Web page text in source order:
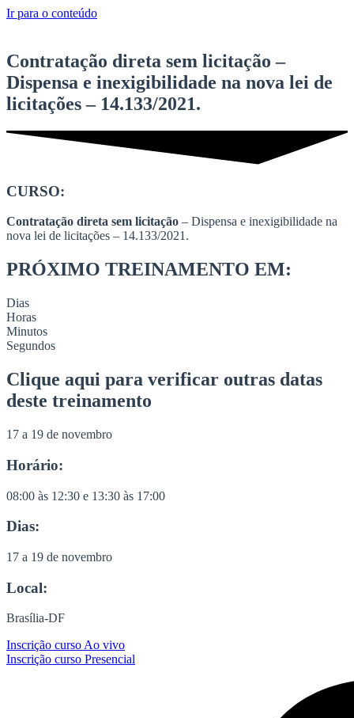
Ir para o conteúdo
Contratação direta sem licitação –
Dispensa e inexigibilidade na nova lei de
licitações – 14.133/2021.
CURSO:
Contratação direta sem licitação – Dispensa e inexigibilidade na
nova lei de licitações – 14.133/2021.
PRÓXIMO TREINAMENTO EM:
Dias
Horas
Minutos
Segundos
Clique aqui para verificar outras datas
deste treinamento
17 a 19 de novembro
Horário:
08:00 às 12:30 e 13:30 às 17:00
Dias:
17 a 19 de novembro
Local:
Brasília-DF
Inscrição curso Ao vivo
Inscrição curso Presencial